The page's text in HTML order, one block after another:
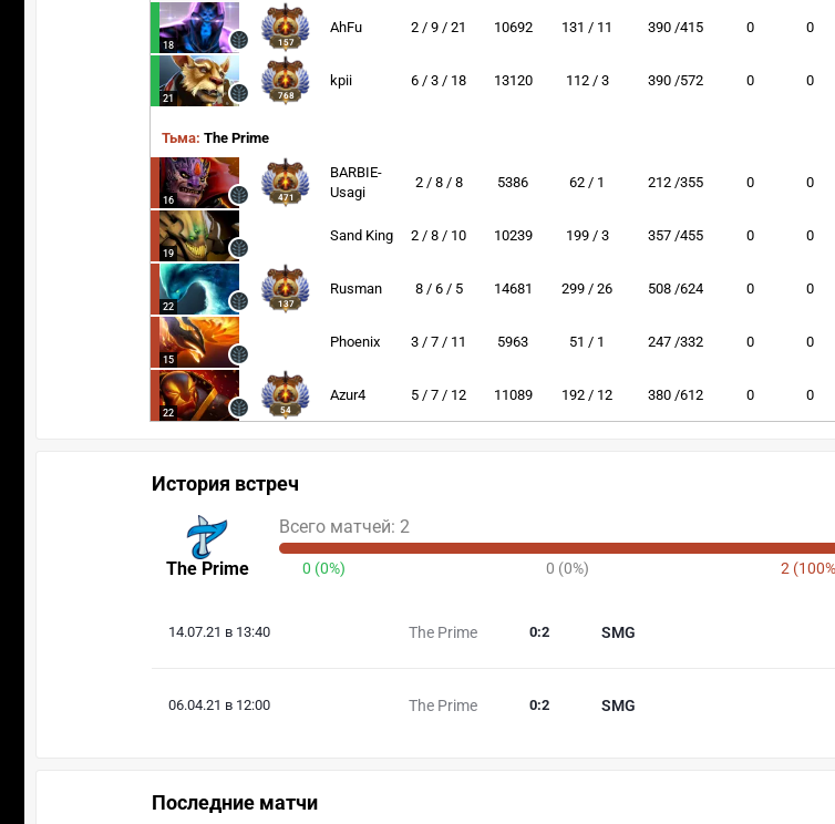
18 157
AhFu 2 / 9 / 21 10692 131 / 11 390 /415 0 0
21 768
kpii 6 / 3 / 18 13120 112 / 3 390 /572 0 0
Тьма: The Prime
16 471
BARBIE-
Usagi
2 / 8 / 8 5386 62 / 1 212 /355 0 0
19
Sand King 2 / 8 / 10 10239 199 / 3 357 /455 0 0
22 137
Rusman 8 / 6 / 5 14681 299 / 26 508 /624 0 0
15
Phoenix 3 / 7 / 11 5963 51 / 1 247 /332 0 0
22 54
Azur4 5 / 7 / 12 11089 192 / 12 380 /612 0 0
История встреч
The Prime
Всего матчей: 2
0 (0%) 0 (0%) 2
14.07.21 в 13:40 The Prime SMG
0:2
06.04.21 в 12:00 The Prime SMG
0:2
Последние матчи